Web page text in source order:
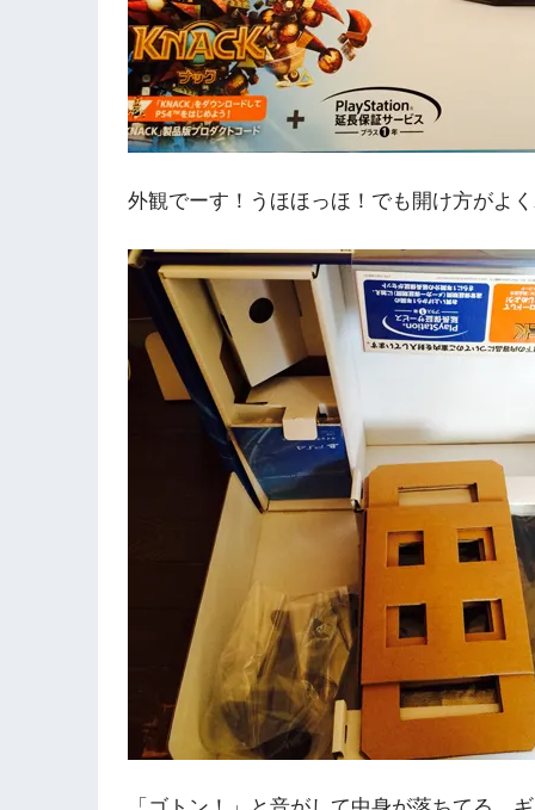
外観でーす！うほほっほ！でも開け方がよ